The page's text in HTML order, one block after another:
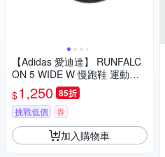
【Adidas 愛迪達】 RUNFALC
ON 5 WIDE W 慢跑鞋 運動鞋
女 - JH5187
$1,250 85折
挑戰低價 券
加入購物車